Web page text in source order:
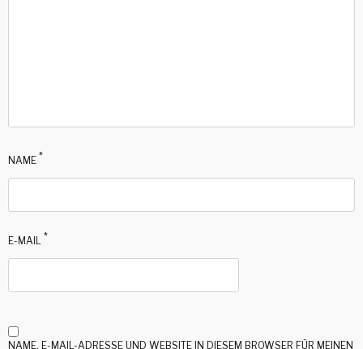
NAME *
E-MAIL *
NAME, E-MAIL-ADRESSE UND WEBSITE IN DIESEM BROWSER FÜR MEINEN